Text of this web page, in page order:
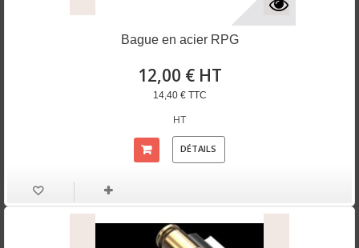
Bague en acier RPG
12,00 € HT
14,40 € TTC
HT
DÉTAILS